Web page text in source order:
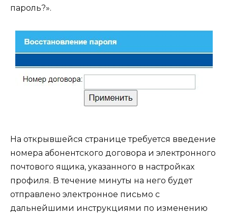
пароль?».
На открывшейся странице требуется введение
номера абонентского договора и электронного
почтового ящика, указанного в настройках
профиля. В течение минуты на него будет
отправлено электронное письмо с
дальнейшими инструкциями по изменению